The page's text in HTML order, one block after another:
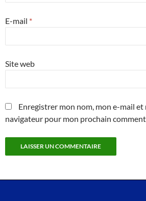
E-mail *
Site web
Enregistrer mon nom, mon e-mail et
navigateur pour mon prochain